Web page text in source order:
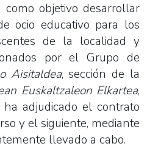
como objetivo desarrollar
ocio educativo para los
de la localidad y
por el Grupo de
Aisitaldea, sección de la
Euskaltzaleon Elkartea,
adjudicado el contrato
y el siguiente, mediante
llevado a cabo.